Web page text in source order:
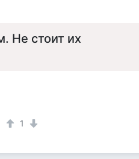
Не стоит их
1